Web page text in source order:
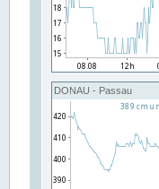
DONAU - Passau